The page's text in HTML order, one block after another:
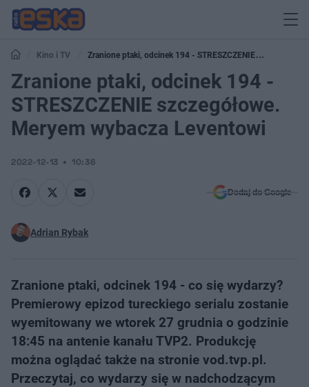
Kino i TV
Zranione ptaki, odcinek 194 - STRESZCZENIE
szczegółowe. Meryem wybacza Leventowi
Zranione ptaki, odcinek 194 -
STRESZCZENIE szczegółowe.
Meryem wybacza Leventowi
2022-12-13 10:36
Dodaj do Google
Adrian Rybak
Zranione ptaki, odcinek 194 - co się wydarzy?
Premierowy epizod tureckiego serialu zostanie
wyemitowany we wtorek 27 grudnia o godzinie
18:45 na antenie kanału TVP2. Produkcję
można oglądać także na stronie vod.tvp.pl.
Przeczytaj, co wydarzy się w nadchodzącym